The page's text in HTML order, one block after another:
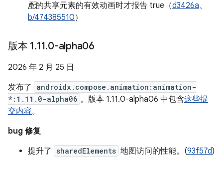
配的共享元素的有效动画时才报告 true（d3426a、
b/474385510）
版本 1.11.0-alpha06
2026 年 2 月 25 日
发布了
androidx.compose.animation:animation-
*:1.11.0-alpha06 。版本 1.11.0-alpha06 中包含这些提
交内容。
bug 修复
提升了
sharedElements 地图访问的性能。(93f57d)